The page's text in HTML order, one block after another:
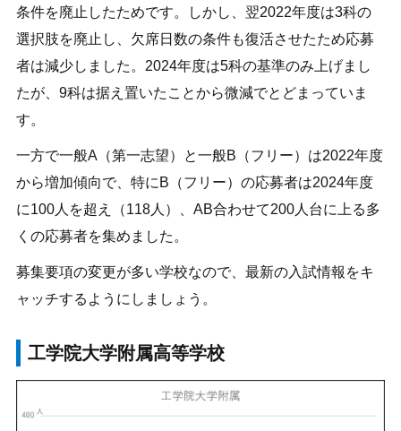
条件を廃止したためです。しかし、翌2022年度は3科の
選択肢を廃止し、欠席日数の条件も復活させたため応募
者は減少しました。2024年度は5科の基準のみ上げまし
たが、9科は据え置いたことから微減でとどまっていま
す。
一方で一般A（第一志望）と一般B（フリー）は2022年度
から増加傾向で、特にB（フリー）の応募者は2024年度
に100人を超え（118人）、AB合わせて200人台に上る多
くの応募者を集めました。
募集要項の変更が多い学校なので、最新の入試情報をキ
ャッチするようにしましょう。
工学院大学附属高等学校